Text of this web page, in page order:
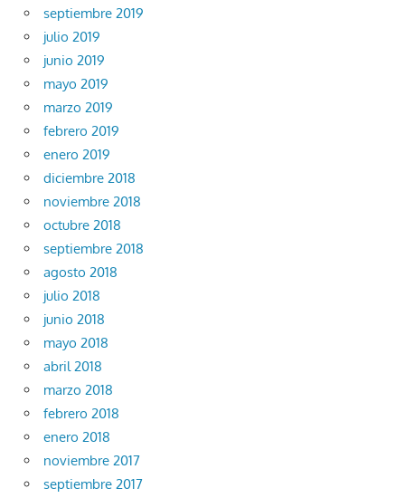
septiembre 2019
julio 2019
junio 2019
mayo 2019
marzo 2019
febrero 2019
enero 2019
diciembre 2018
noviembre 2018
octubre 2018
septiembre 2018
agosto 2018
julio 2018
junio 2018
mayo 2018
abril 2018
marzo 2018
febrero 2018
enero 2018
noviembre 2017
septiembre 2017